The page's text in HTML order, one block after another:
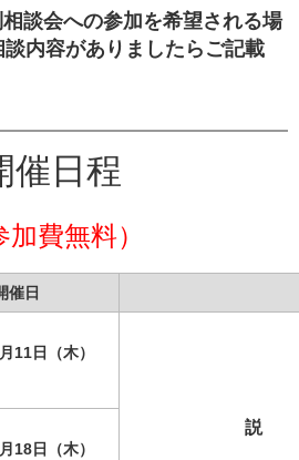
談会への参加を希望される場
内容がありましたらご記載
催日程
加費無料）
催日
11日（木）
説
18日（木）